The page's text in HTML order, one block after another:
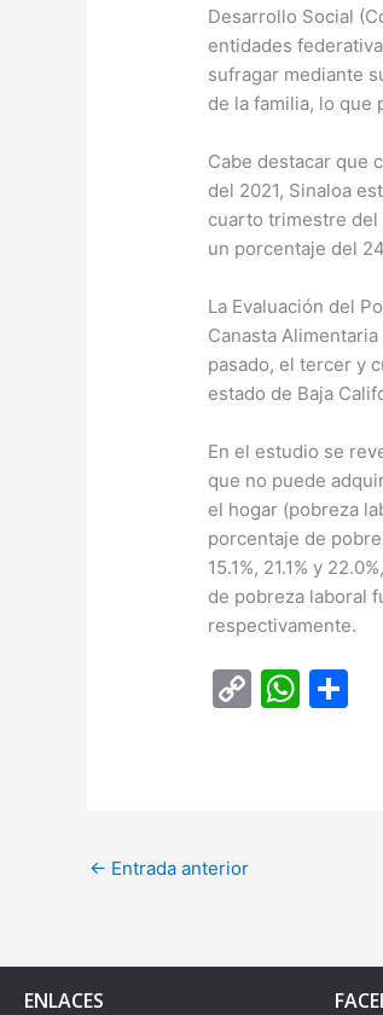
Desarrollo Social
entidades
sufragar mediante
de la familia, lo que
Cabe destacar que
del 2021, Sinaloa
cuarto trimestre del
un porcentaje del
La Evaluación del
Canasta
pasado, el tercer y
estado de Baja
En el estudio se
que no puede
el hogar (pobreza
porcentaje de
15.1%, 21.1% y
de pobreza laboral
respectivamente.
C
W
← Entrada anterior
ENLACES